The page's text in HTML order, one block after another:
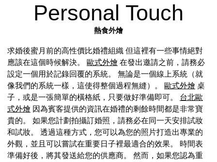
Personal Touch
熱食外燴
求婚後蜜月前的高性價比婚禮組織 但這裡有一些事情絕對
應該在這個時候解決。
歐式外燴 在發出邀請之前，請務必
設定一個用於記錄回覆的系統。 無論是一個線上系統（就
像我們的系統一樣，這使得整個過程無縫）。
歐式外燴 桌
子，或是一張簡單的橫格紙，只要做好準備即可。 台北歐
式外燴 因為賓客提供的資訊在婚禮的剩餘時間都是非常寶
貴的。 如果您計劃拍攝訂婚照，請務必在同一天安排試妝
和試妝。 透過這種方式，您可以為您的照片打造出專業的
外觀，並且可以嘗試在重要日子裡最適合的效果。 時間表
準備好後，將其發送給您的供應商。 然而，如果您認為重